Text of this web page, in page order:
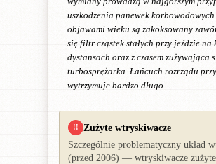
uszkodzenia panewek
objawami wieku są zakoksowany
się filtr cząstek stałych przy jeździe na
dystansach oraz z czasem zużywająca
turbosprężarka. Łańcuch rozrządu przy
wytrzymuje bardzo długo.
!! Zużyte wtryskiwacze
Szczególnie problematyczny układ
(przed 2006) — wtryskiwacze zużyte